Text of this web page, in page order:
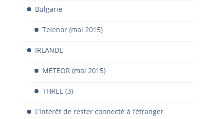
Bulgarie
Telenor (mai 2015)
IRLANDE
METEOR (mai 2015)
THREE (3)
L’intérêt de rester connecté à l’étranger